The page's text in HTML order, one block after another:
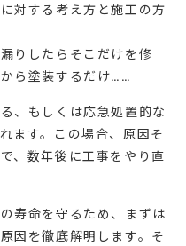
対する考え方と施工の方
りしたらそこだけを修
ら塗装するだけ……
、もしくは応急処置的な
ます。この場合、原因そ
、数年後に工事をやり直
寿命を守るため、まずは
因を徹底解明します。そ